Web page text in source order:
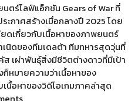
ตร์ไลฟ์แอ็กชัน Gears of War ที่
กาศสร้างเมื่อกลางปี 2025 โดย
ยดเกี่ยวกับเนื้อหาของภาพยนตร์
เนิดของทีมเดลต้า ทีมทหารสุดวุ่นที่
เผ่าพันธุ์สิ่งมีชีวิตต่างดาวที่มีเป้า
หมายความว่าเนื้อหาของ
นื้อหาของวิดีโอเกมภาคล่าสุด